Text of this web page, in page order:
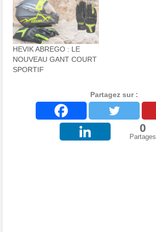
HEVIK ABREGO : LE
NOUVEAU GANT COURT
SPORTIF
Partagez sur :
0
Partages